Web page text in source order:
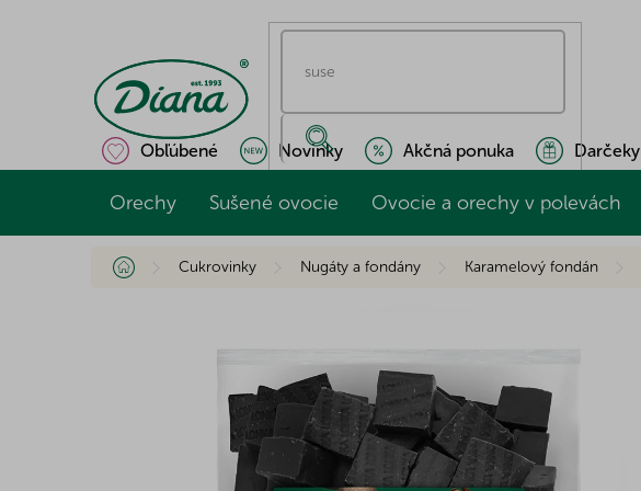
Obľúbené Novinky Akčná ponuka Darčeky
Orechy Sušené ovocie Ovocie a orechy v polevách
DomovCukrovinky Nugáty a fondány Karamelový fondán